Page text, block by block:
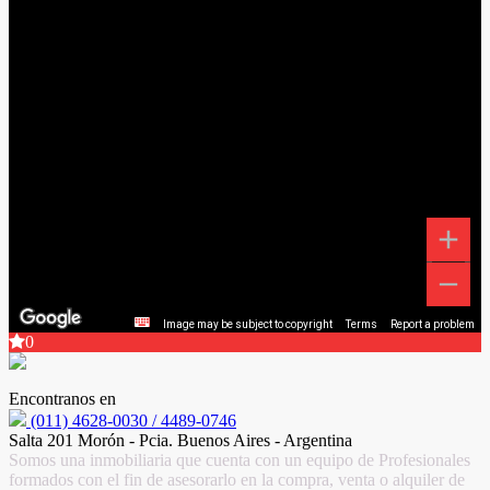
Image may be subject to copyright Terms Report a problem
0
Encontranos en
(011) 4628-0030 / 4489-0746
Salta 201 Morón - Pcia. Buenos Aires - Argentina
Somos una inmobiliaria que cuenta con un equipo de Profesionales
formados con el fin de asesorarlo en la compra, venta o alquiler de